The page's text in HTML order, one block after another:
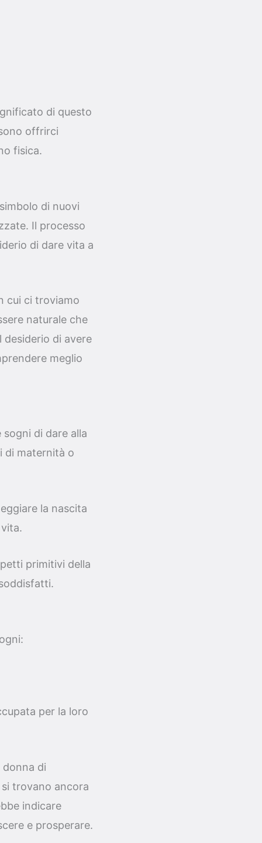
di questo
offrirci
fisica.
di nuovi
Il processo
di dare vita a
cui ci troviamo
naturale che
di avere
meglio
di dare alla
di maternità o
la nascita
primitivi della
per la loro
di
trovano ancora
indicare
e prosperare.